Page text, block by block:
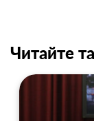
Читайте